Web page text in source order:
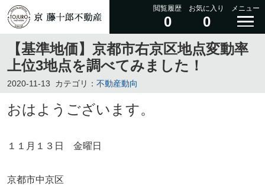
閲覧履歴
0
お気に入り
0
メニュー
【基準地価】京都市右京区地点変動率
上位3地点を調べてみました！
2020-11-13 カテゴリ： 不動産動向
おはようございます。
１１月１３日 金曜日
京都市中京区